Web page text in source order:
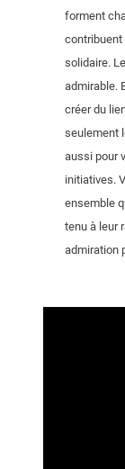
forment
contribuent
solidaire.
admirable.
créer du
seulement
aussi pour
initiatives.
ensemble
tenu à leur
admiration